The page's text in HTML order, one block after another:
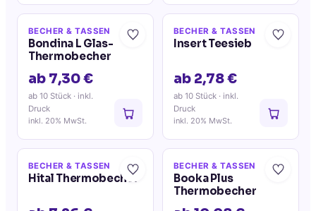
BECHER & TASSEN
Bondina L Glas-
Thermobecher
ab 7,30 €
ab 10 Stück · inkl.
Druck
inkl. 20% MwSt.
BECHER & TASSEN
Insert Teesieb
ab 2,78 €
ab 10 Stück · inkl.
Druck
inkl. 20% MwSt.
BECHER & TASSEN
Hital Thermobecher
BECHER & TASSEN
Booka Plus
Thermobecher